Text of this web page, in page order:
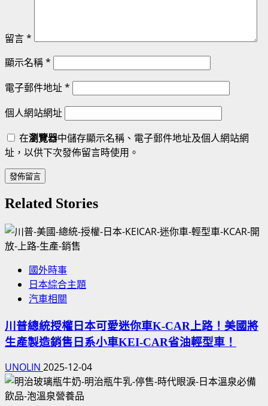
留言*
顯示名稱*
電子郵件地址*
個人網站網址
在瀏覽器中儲存顯示名稱、電子郵件地址及個人網站網
址，以供下次發佈留言時使用。
Related Stories
國外時事
日本綜合主題
汽車相關
川普總統授權日本可愛迷你車K-CAR上路！美國將
生產製造銷售日系小車KEI-CAR省油輕型車！
UNOLIN 2025-12-04